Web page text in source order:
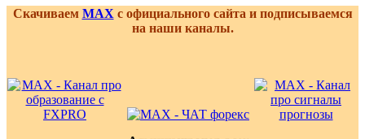
Скачиваем MAX с официального сайта и подписываемся
на наши каналы.